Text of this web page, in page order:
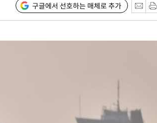
구글에서 선호하는 매체로 추가